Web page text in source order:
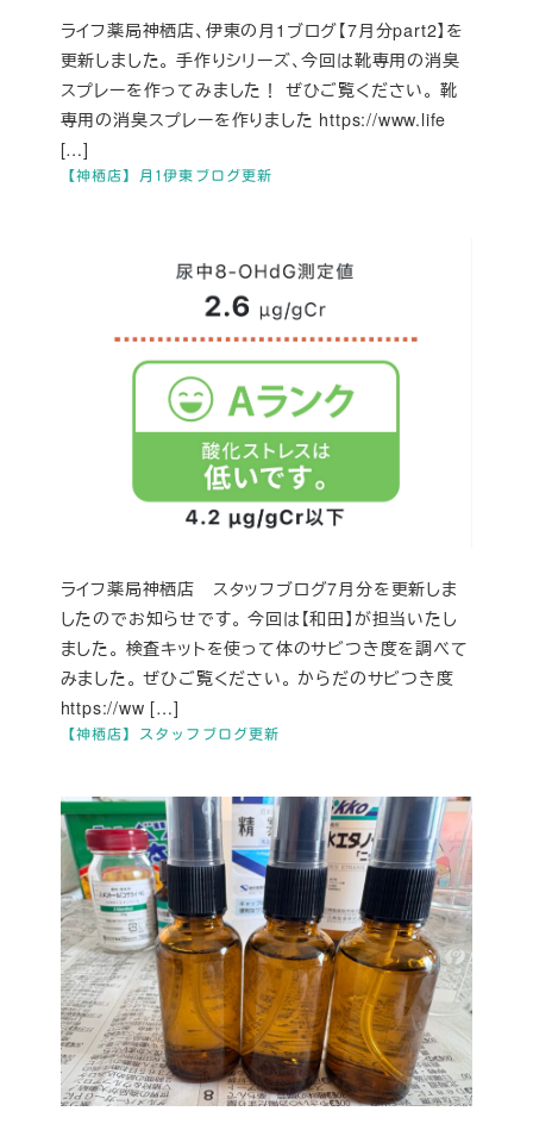
【神栖店】月1伊東ブログ更新
ライフ薬局神栖店、伊東の月1ブログ【7月分part2】を
更新しました。 手作りシリーズ、今回は靴専用の消臭
スプレーを作ってみました！ ぜひご覧ください。 靴
専用の消臭スプレーを作りました https://www.life
[…]
【神栖店】スタッフブログ更新
ライフ薬局神栖店 スタッフブログ7月分を更新しま
したのでお知らせです。 今回は【和田】が担当いたし
ました。 検査キットを使って体のサビつき度を調べて
みました。 ぜひご覧ください。 からだのサビつき度
https://ww […]